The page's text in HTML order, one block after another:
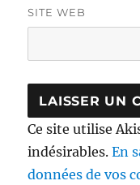
SITE WEB
Ce site utilise
indésirables.En
données de vos